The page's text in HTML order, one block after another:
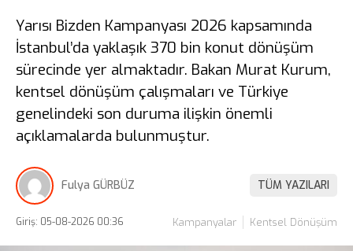
Yarısı Bizden Kampanyası 2026 kapsamında
İstanbul’da yaklaşık 370 bin konut dönüşüm
sürecinde yer almaktadır. Bakan Murat Kurum,
kentsel dönüşüm çalışmaları ve Türkiye
genelindeki son duruma ilişkin önemli
açıklamalarda bulunmuştur.
Fulya GÜRBÜZ TÜM YAZILARI
Giriş: 05-08-2026 00:36 Kampanyalar Kentsel Dönüşüm